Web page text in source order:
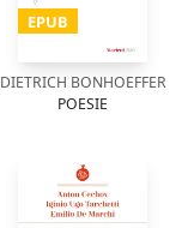
EPUB
DIETRICH BONHOEFFER
POESIE